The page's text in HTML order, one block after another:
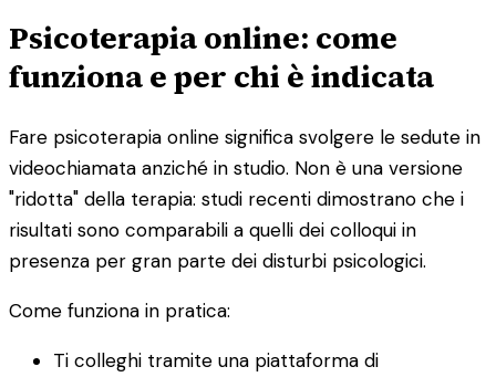
Psicoterapia online: come
funziona e per chi è indicata
Fare psicoterapia online significa svolgere le sedute in
videochiamata anziché in studio. Non è una versione
"ridotta" della terapia: studi recenti dimostrano che i
risultati sono comparabili a quelli dei colloqui in
presenza per gran parte dei disturbi psicologici.
Come funziona in pratica:
Ti colleghi tramite una piattaforma di